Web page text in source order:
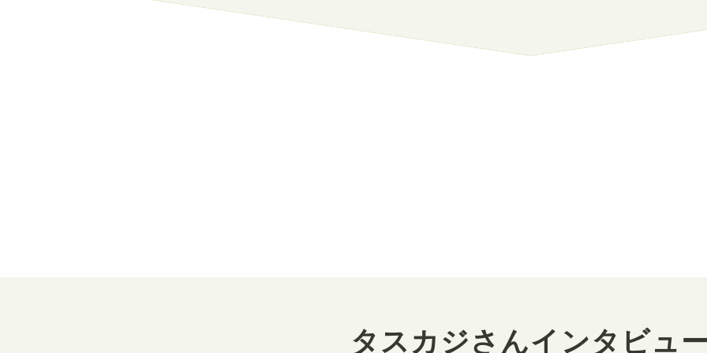
タスカジさんインタビュ